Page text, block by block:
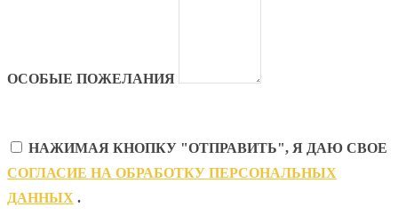
ОСОБЫЕ ПОЖЕЛАНИЯ
НАЖИМАЯ КНОПКУ "ОТПРАВИТЬ", Я ДАЮ СВОЕ
CОГЛАСИЕ НА ОБРАБОТКУ ПЕРСОНАЛЬНЫХ
ДАННЫХ .